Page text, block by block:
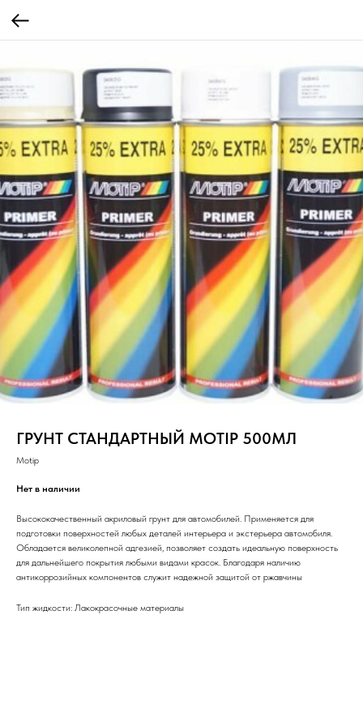
ГРУНТ СТАНДАРТНЫЙ MOTIP 500МЛ
Motip
Нет в наличии
Высококачественный акриловый грунт для автомобилей. Применяется для
подготовки поверхностей любых деталей интерьера и экстерьера автомобиля.
Обладается великолепной адгезией, позволяет создать идеальную поверхность
для дальнейшего покрытия любыми видами красок. Благодаря наличию
антикоррозийных компонентов служит надежной защитой от ржавчины
Тип жидкости: Лакокрасочные материалы